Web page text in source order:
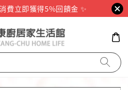
費立即獲得5%回饋金 ✨